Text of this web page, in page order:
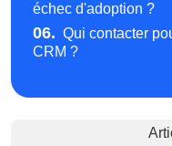
échec d'adoption ?
06. Qui contacter
CRM ?